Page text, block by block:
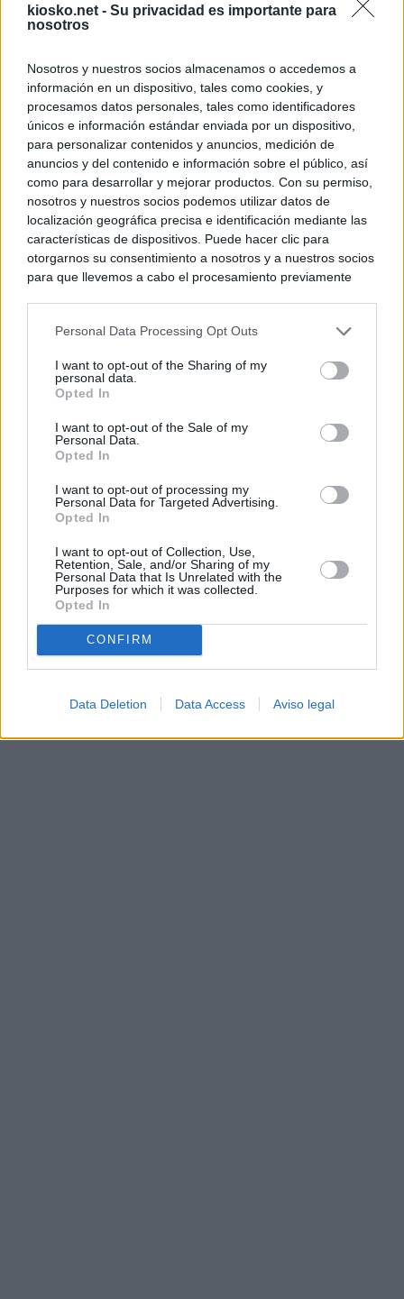
kiosko.net - Su privacidad es importante para
nosotros
Nosotros y nuestros socios almacenamos o accedemos a
información en un dispositivo, tales como cookies, y
procesamos datos personales, tales como identificadores
únicos e información estándar enviada por un dispositivo,
para personalizar contenidos y anuncios, medición de
anuncios y del contenido e información sobre el público, así
como para desarrollar y mejorar productos. Con su permiso,
nosotros y nuestros socios podemos utilizar datos de
localización geográfica precisa e identificación mediante las
características de dispositivos. Puede hacer clic para
otorgarnos su consentimiento a nosotros y a nuestros socios
para que llevemos a cabo el procesamiento previamente
negar su consentimiento. Tenga en cuenta que algún
de su consentimiento, pero usted tiene el derecho de
rechazar tal procesamiento. Sus preferencias se aplicarán
cualquier momento entrando de nuevo en este sitio web o
visitando nuestra política de privacidad.
Personal Data Processing Opt Outs
I want to opt-out of the Sharing of my
personal data.
Opted In
I want to opt-out of the Sale of my
Personal Data.
Opted In
I want to opt-out of processing my
Personal Data for Targeted Advertising.
Opted In
I want to opt-out of Collection, Use,
Retention, Sale, and/or Sharing of my
Personal Data that Is Unrelated with the
Purposes for which it was collected.
Opted In
CONFIRM
Data Deletion Data Access Aviso legal